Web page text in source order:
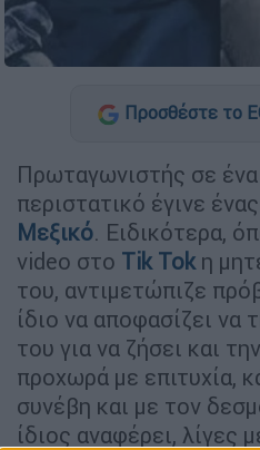
Προσθέστε το
Πρωταγωνιστής σε
περιστατικό έγινε
Μεξικό. Ειδικότερα,
video στο Tik Tok η
του, αντιμετώπιζε
ίδιο να αποφασίζει να
του για να ζήσει και
προχωρά με επιτυχία,
συνέβη και με τον
ίδιος αναφέρει, λίγες